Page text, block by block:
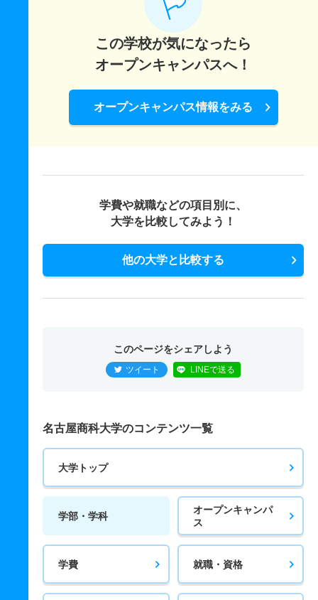
この学校が気になったら
オープンキャンパスへ！
オープンキャンパス情報をみる
学費や就職などの項目別に、
大学を比較してみよう！
他の大学と比較する
このページをシェアしよう
ツイート LINEで送る
名古屋商科大学のコンテンツ一覧
大学トップ
学部・学科
オープンキャンパ
ス
学費 就職・資格